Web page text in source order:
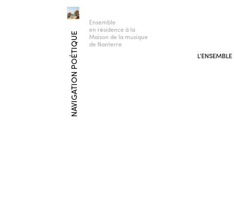
NAVIGATION POÉTIQUE
Ensemble
en résidence à la
Maison de la musique
de Nanterre
L’ENSEMBLE